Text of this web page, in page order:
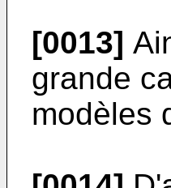
[0013]
grande
modèles